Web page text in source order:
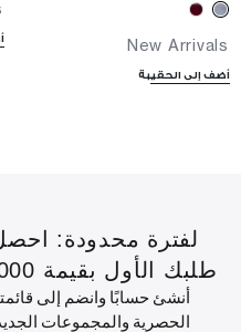
New Arrivals
أضف إلى الحقيبة
طلبك الأول بقيمة 1000درهم إماراتي أو أكثر.
أنشئ حسابًا وانضم إلى
الحصرية والمجموعات